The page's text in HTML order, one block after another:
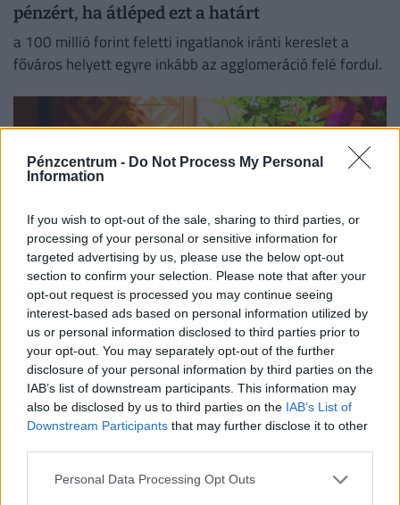
Pénzcentrum - Do Not Process My Personal
Information
If you wish to opt-out of the sale, sharing to third parties, or
processing of your personal or sensitive information for
targeted advertising by us, please use the below opt-out
section to confirm your selection. Please note that after your
opt-out request is processed you may continue seeing
interest-based ads based on personal information utilized by
us or personal information disclosed to third parties prior to
your opt-out. You may separately opt-out of the further
disclosure of your personal information by third parties on the
IAB’s list of downstream participants. This information may
also be disclosed by us to third parties on the IAB’s List of
Downstream Participants that may further disclose it to other
Personal Data Processing Opt Outs
pénzért, ha átléped ezt a határt
a 100 millió forint feletti ingatlanok iránti kereslet a
főváros helyett egyre inkább az agglomeráció felé fordul.
Kész, ennyi volt? Elérhetetlen álom lett a saját
lakás Magyarországon, drasztikus lépésekre
készülnek
A lakásárak ugrásszerű növekedése miatt tömegek
számára vált elérhetetlen álommá az első saját lakás